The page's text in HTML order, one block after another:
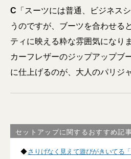
C 「スーツには普通、ビジネス
うのですが、ブーツを合わせる
ティに映える粋な雰囲気になり
カーフレザーのジップアップブ
に仕上げるのが、大人のパリジ
セットアップに関するおすすめ記
◆さりげなく見えて遊びがきいてる